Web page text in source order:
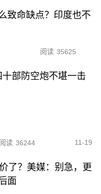
致命缺点？印度也不
阅读 35625
部防空炮不堪一击
阅读 36244 11-19
了？美媒：别急，更
面